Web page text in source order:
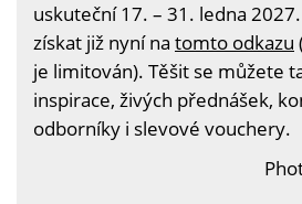
uskuteční 17. – 31. ledna
získat již nyní na tomto odkazu
je limitován). Těšit se můžete
inspirace, živých přednášek,
odborníky i slevové vouchery.